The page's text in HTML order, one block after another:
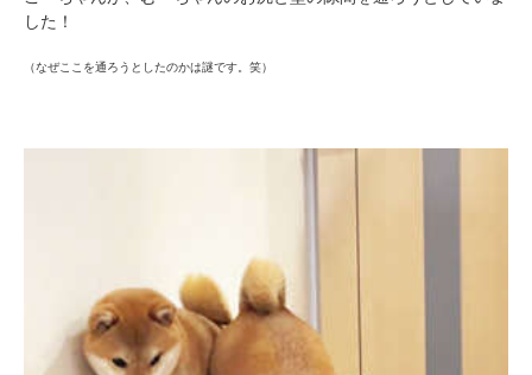
した！
（なぜここを通ろうとしたのかは謎です。笑）